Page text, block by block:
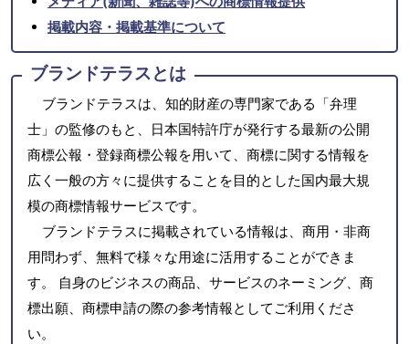
掲載内容・掲載基準について
ブランドテラスとは
ブランドテラスは、知的財産の専門家である「弁理
士」の監修のもと、日本国特許庁が発行する最新の公開
商標公報・登録商標公報を用いて、商標に関する情報を
広く一般の方々に提供することを目的とした国内最大規
模の商標情報サービスです。
ブランドテラスに掲載されている情報は、商用・非商
用問わず、無料で様々な用途に活用することができま
す。 自身のビジネスの商品、サービスのネーミング、商
標出願、商標申請の際の参考情報としてご利用くださ
い。